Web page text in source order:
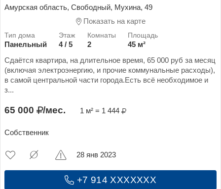
Амурская область, Свободный, Мухина, 49
Показать на карте
Панельный 4 / 5 2
45 м²
Сдаётся квартира, на длительное время, 65 000 руб за месяц
(включая электроэнергию, и прочие коммунальные расходы),
в самой центральной части города.Есть всё необходимое и
з...
65 000 /мес. 1 м² = 1 444
Собственник
+7 914 XXXXXXX
28 янв 2023